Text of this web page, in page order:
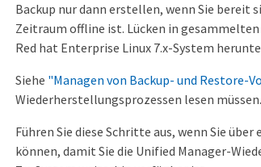
Backup nur dann erstellen, wenn Sie bereit
Zeitraum offline ist. Lücken in
Red hat Enterprise Linux 7.x-System
Siehe "Managen von Backup- und Restore-
Wiederherstellungsprozessen lesen müssen.
Führen Sie diese Schritte aus, wenn Sie
können, damit Sie die Unified Manager-